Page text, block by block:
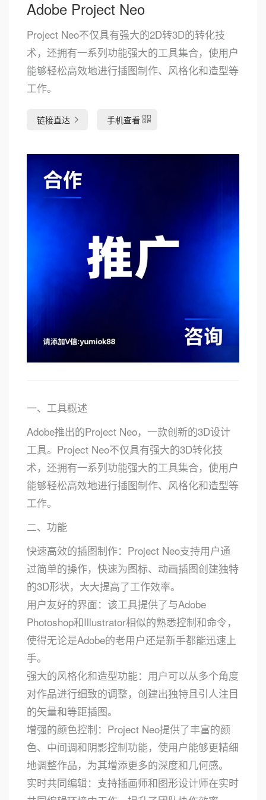
Adobe Project Neo
Project Neo不仅具有强大的2D转3D的转化技
术，还拥有一系列功能强大的工具集合，使用户
能够轻松高效地进行插图制作、风格化和造型等
工作。
链接直达 手机查看
一、工具概述
Adobe推出的Project Neo，一款创新的3D设计
工具。Project Neo不仅具有强大的3D转化技
术，还拥有一系列功能强大的工具集合，使用户
能够轻松高效地进行插图制作、风格化和造型等
工作。
二、功能
快速高效的插图制作：Project Neo支持用户通
过简单的操作，快速为图标、动画插图创建独特
的3D形状，大大提高了工作效率。
用户友好的界面：该工具提供了与Adobe
Photoshop和Illustrator相似的熟悉控制和命令，
使得无论是Adobe的老用户还是新手都能迅速上
手。
强大的风格化和造型功能：用户可以从多个角度
对作品进行细致的调整，创建出独特且引人注目
的矢量和等距插图。
增强的颜色控制：Project Neo提供了丰富的颜
色、中间调和阴影控制功能，使用户能够更精细
地调整作品，为其增添更多的深度和几何感。
实时共同编辑：支持插画师和图形设计师在实时